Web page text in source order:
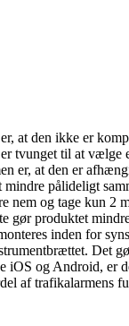
at den ikke er
tvunget til at vælge
er, at den er
pålideligt
nem og tage kun
produktet
inden for
Det
iOS og Android,
af